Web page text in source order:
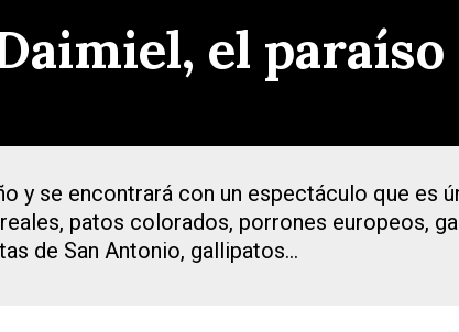
el
y se encontrará con un espectáculo que es
patos colorados, porrones europeos,
de San Antonio, gallipatos…